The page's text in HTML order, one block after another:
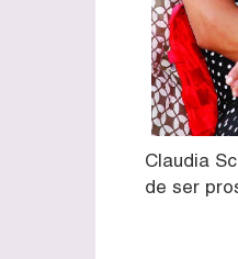
Claudia
de ser